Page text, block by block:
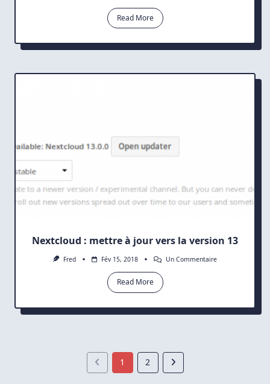
Nextcloud
Read More
Nextcloud : mettre à jour vers la version 13
Fred Fév 15, 2018 Un CommentaireSur
Vers
Read More
1 2